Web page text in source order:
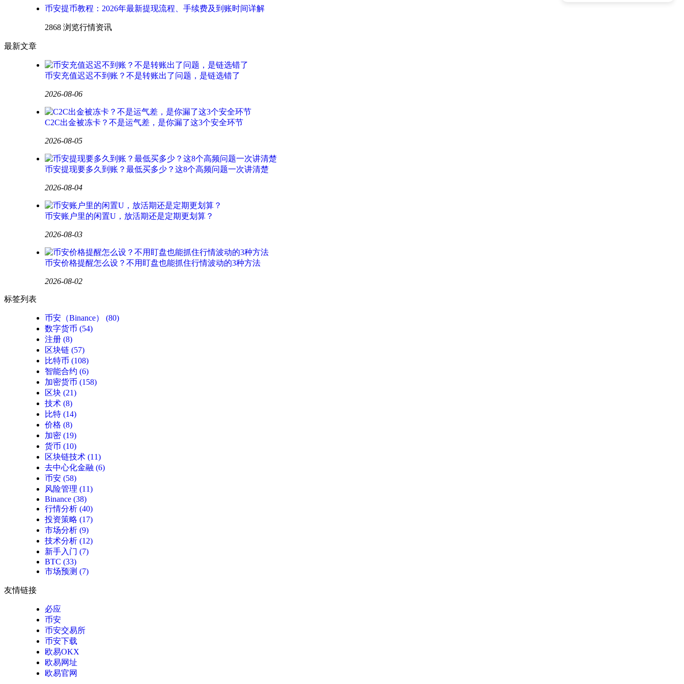
币安提币教程：2026年最新提现流程、手续费及到账时间详解
2868 浏览行情资讯
最新文章
币安充值迟迟不到账？不是转账出了问题，是链选错了
2026-08-06
C2C出金被冻卡？不是运气差，是你漏了这3个安全环节
2026-08-05
币安提现要多久到账？最低买多少？这8个高频问题一次讲清楚
2026-08-04
币安账户里的闲置U，放活期还是定期更划算？
2026-08-03
币安价格提醒怎么设？不用盯盘也能抓住行情波动的3种方法
2026-08-02
标签列表
币安（Binance）
(80)
数字货币 (54)
注册 (8)
区块链 (57)
比特币 (108)
智能合约 (6)
加密货币 (158)
区块 (21)
技术 (8)
比特 (14)
价格 (8)
加密 (19)
货币 (10)
区块链技术 (11)
去中心化金融 (6)
币安 (58)
风险管理 (11)
Binance (38)
行情分析 (40)
投资策略 (17)
市场分析 (9)
技术分析 (12)
新手入门 (7)
BTC (33)
市场预测 (7)
友情链接
必应
币安
币安交易所
币安下载
欧易OKX
欧易网址
欧易官网